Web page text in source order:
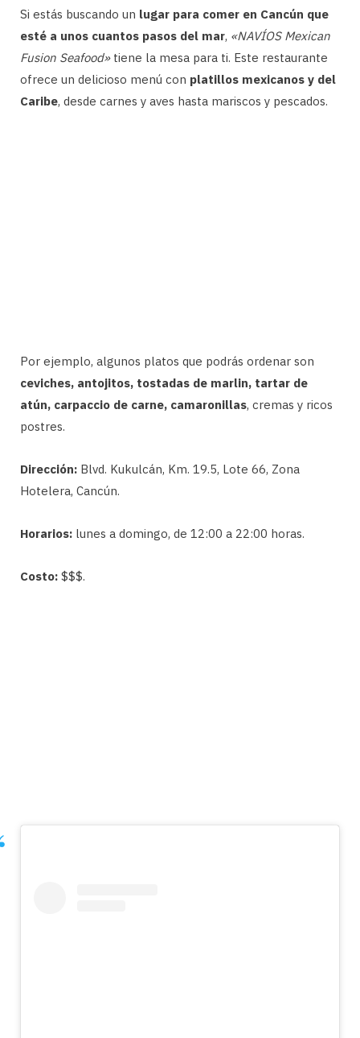
Si estás buscando un lugar para comer en Cancún que
esté a unos cuantos pasos del mar, «NAVÍOS Mexican
Fusion Seafood»tiene la mesa para ti. Este restaurante
ofrece un delicioso menú con platillos mexicanos y del
Caribe, desde carnes y aves hasta mariscos y pescados.
Por ejemplo, algunos platos que podrás ordenar son
ceviches, antojitos, tostadas de marlin, tartar de
atún, carpaccio de carne, camaronillas, cremas y ricos
postres.
Dirección: Blvd. Kukulcán, Km. 19.5, Lote 66, Zona
Hotelera, Cancún.
Horarios: lunes a domingo, de 12:00 a 22:00 horas.
Costo: $$$.